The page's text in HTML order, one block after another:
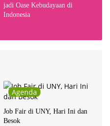
jadi Oase Kebudayaan di
Indonesia
Agenda
Job Fair di UNY, Hari Ini dan
Besok